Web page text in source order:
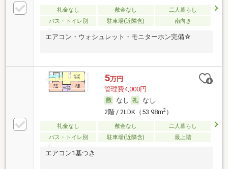
礼金なし 敷金なし
二人暮らし
バス・トイレ別
駐車場(近隣含) 南向き
エアコン・ウォシュレット・モニターホン完備☆
5万円
管理費4,000円
なし
なし
2階 / 2LDK（53.98m2）
礼金なし 敷金なし
二人暮らし
バス・トイレ別
駐車場(近隣含) 最上階
エアコン1基つき